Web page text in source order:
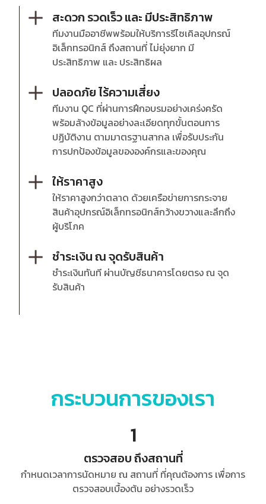
สะดวก รวดเร็ว และ มีประสิทธิภาพ
ทีมงานมืออาชีพพร้อมให้บริการรีไซเคิลอุปกรณ์
อิเล็กทรอนิกส์ ถึงสถานที่ ไม่ยุ่งยาก มี
ประสิทธิภาพ และ ประสิทธิผล
ปลอดภัย ไร้ความเสี่ยง
ทีมงาน QC ที่ผ่านการฝึกอบรมอย่างเคร่งครัด
พร้อมล้างข้อมูลอย่างละเอียดทุกขั้นตอนการ
ปฏิบัติงาน ตามมาตรฐานสากล เพื่อรับประกัน
การปกป้องข้อมูลขององค์กรและของคุณ
ให้ราคาสูง
ให้ราคาสูงกว่าตลาด ด้วยเครือข่ายการกระจาย
สินค้าอุปกรณ์อิเล็กทรอนิกส์กว้างขวางและลึกถึง
ผู้บริโภค
ชำระเงิน ณ จุดรับสินค้า
ชำระเงินทันที ผ่านบัญชีธนาคารโดยตรง ณ จุด
รับสินค้า
กระบวนการของเรา
1
ตรวจสอบ ถึงสถานที่
กำหนดเวลาการนัดหมาย ณ สถานที่ ที่คุณต้องการ เพื่อการ
ตรวจสอบเบื้องต้น อย่างรวดเร็ว